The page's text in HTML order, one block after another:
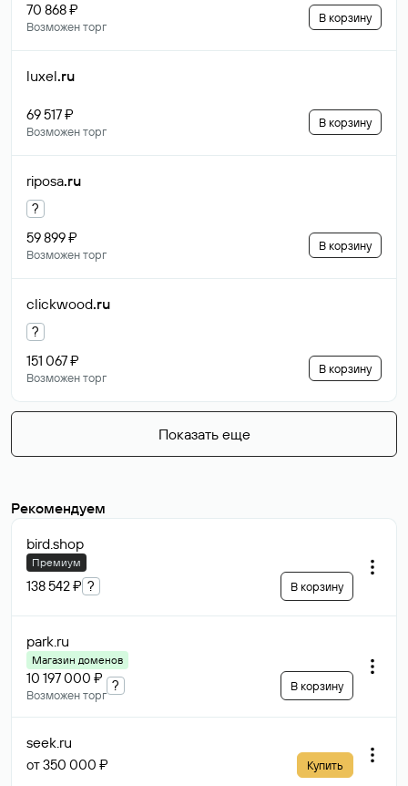
70 868 ₽
Возможен торг
В корзину
luxel.ru
69 517 ₽
Возможен торг
В корзину
riposa.ru
?
59 899 ₽
Возможен торг
В корзину
clickwood.ru
?
151 067 ₽
Возможен торг
В корзину
Показать еще
Рекомендуем
bird.shop
Премиум
138 542 ₽ ? В корзину
park.ru
Магазин доменов
10 197 000 ₽
Возможен торг
? В корзину
seek.ru
от 350 000 ₽ Купить